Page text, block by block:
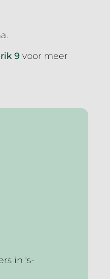
9 voor meer
in 's-